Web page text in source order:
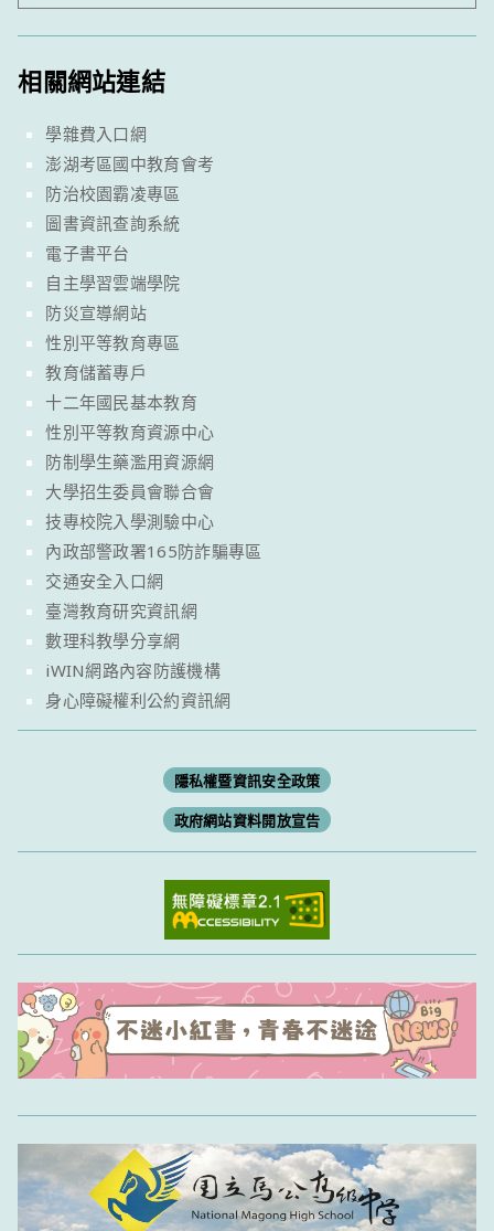
相關網站連結
學雜費入口網
澎湖考區國中教育會考
防治校園霸凌專區
圖書資訊查詢系統
電子書平台
自主學習雲端學院
防災宣導網站
性別平等教育專區
教育儲蓄專戶
十二年國民基本教育
性別平等教育資源中心
防制學生藥濫用資源網
大學招生委員會聯合會
技專校院入學測驗中心
內政部警政署165防詐騙專區
交通安全入口網
臺灣教育研究資訊網
數理科教學分享網
iWIN網路內容防護機構
身心障礙權利公約資訊網
隱私權暨資訊安全政策
政府網站資料開放宣告